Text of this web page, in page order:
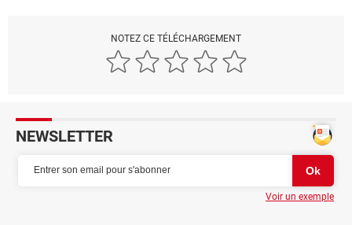
NOTEZ CE TÉLÉCHARGEMENT
NEWSLETTER
Voir un exemple